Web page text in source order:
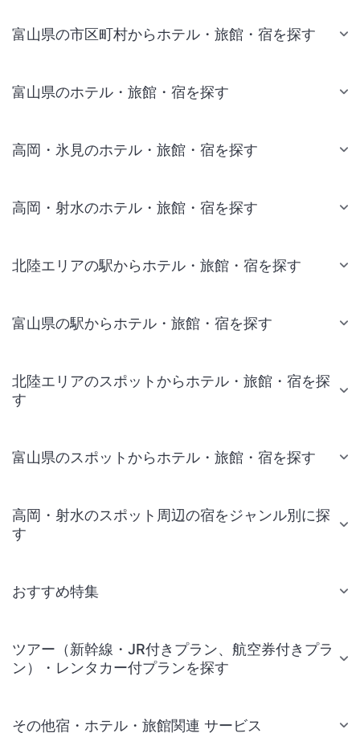
富山県の市区町村からホテル・旅館・宿を探す
富山県のホテル・旅館・宿を探す
高岡・氷見のホテル・旅館・宿を探す
高岡・射水のホテル・旅館・宿を探す
北陸エリアの駅からホテル・旅館・宿を探す
富山県の駅からホテル・旅館・宿を探す
北陸エリアのスポットからホテル・旅館・宿を探
す
富山県のスポットからホテル・旅館・宿を探す
高岡・射水のスポット周辺の宿をジャンル別に探
す
おすすめ特集
ツアー（新幹線・JR付きプラン、航空券付きプラ
ン）・レンタカー付プランを探す
その他宿・ホテル・旅館関連 サービス